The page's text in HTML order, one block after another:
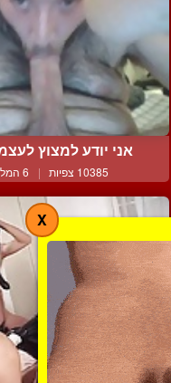
אני יודע למצוץ
10385 צפיות | 6 המלצות
X